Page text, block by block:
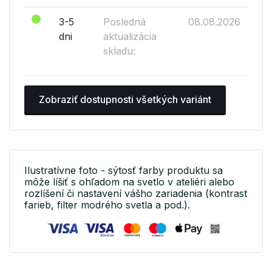
3-5
dni
Posledná
aktualizácia
skladu:
08.08.2026
Zobraziť dostupnosti všetkých variánt
Ilustratívne foto - sýtosť farby produktu sa
môže líšiť s ohľadom na svetlo v ateliéri alebo
rozlíšení či nastavení vášho zariadenia (kontrast
farieb, filter modrého svetla a pod.).